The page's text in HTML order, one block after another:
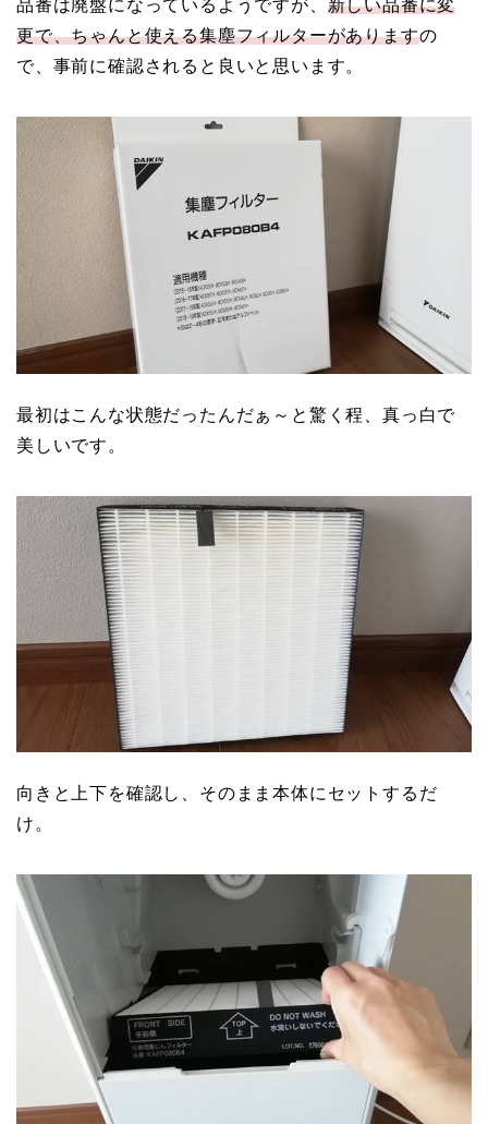
品番は廃盤になっているようですが、 新しい品番に変
更で、ちゃんと使える集塵フィルターがありますの
で、事前に確認されると良いと思います。
最初はこんな状態だったんだぁ～と驚く程、真っ白で
美しいです。
向きと上下を確認し、そのまま本体にセットするだ
け。